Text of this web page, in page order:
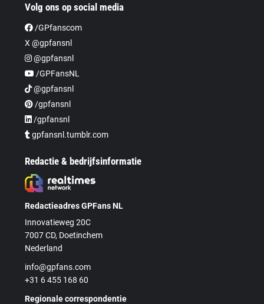
Volg ons op social media
/GPfanscom
X @gpfansnl
@gpfansnl
/GPFansNL
@gpfansnl
/gpfansnl
/gpfansnl
gpfansnl.tumblr.com
Redactie & bedrijfsinformatie
Redactieadres GPFans NL
Innovatieweg 20C
7007 CD, Doetinchem
Nederland
info@gpfans.com
+31 6 455 168 60
Regionale correspondentie